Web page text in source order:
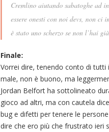
Cremlino aiutando sabatoghe ad
essere onesti con noi devs, non
è stato uno scherzo se non l’hai
Finale:
Vorrei dire, tenendo conto di
male, non è buono, ma
Jordan Belfort ha sottolineato
gioco ad altri, ma con cautela
bug e difetti per tenere le
dire che ero più che frustrato ieri